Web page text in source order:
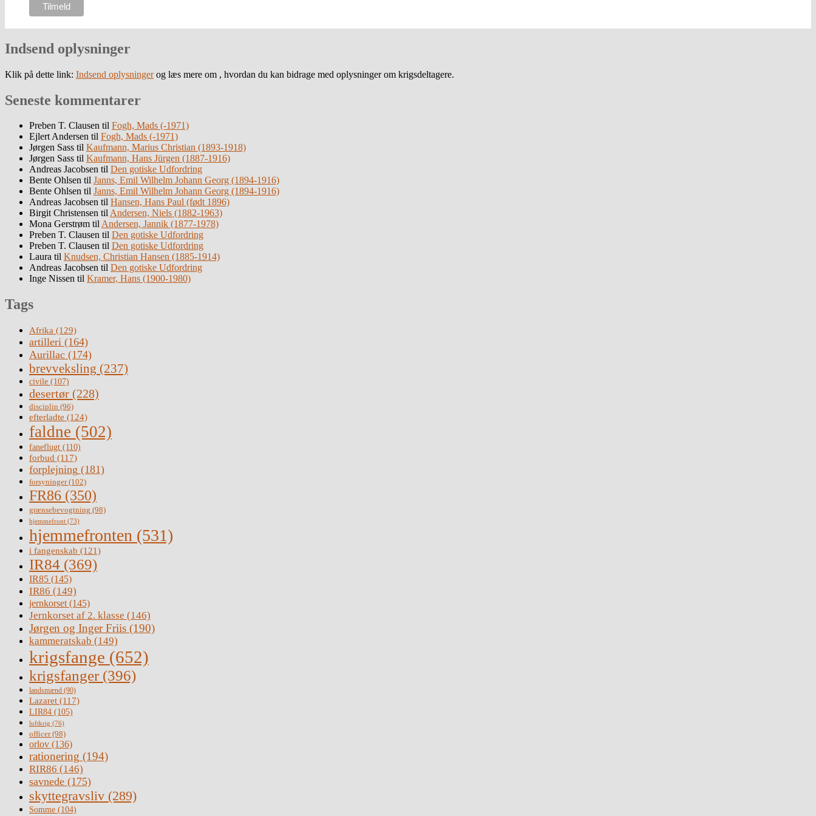
Indsend oplysninger
Klik på dette link: Indsend oplysningerog læs mere om , hvordan du kan bidrage med oplysninger om krigsdeltagere.
Seneste kommentarer
Preben T. Clausen til Fogh, Mads (-1971)
Ejlert Andersen til Fogh, Mads (-1971)
Jørgen Sass til Kaufmann, Marius Christian (1893-1918)
Jørgen Sass til Kaufmann, Hans Jürgen (1887-1916)
Andreas Jacobsen til Den gotiske Udfordring
Bente Ohlsen til Janns, Emil Wilhelm Johann Georg (1894-1916)
Bente Ohlsen til Janns, Emil Wilhelm Johann Georg (1894-1916)
Andreas Jacobsen til Hansen, Hans Paul (født 1896)
Birgit Christensen tilAndersen, Niels (1882-1963)
Mona Gerstrøm tilAndersen, Jannik (1877-1978)
Preben T. Clausen til Den gotiske Udfordring
Preben T. Clausen til Den gotiske Udfordring
Laura til Knudsen, Christian Hansen (1885-1914)
Andreas Jacobsen til Den gotiske Udfordring
Inge Nissen til Kramer, Hans (1900-1980)
Tags
Afrika (129)
artilleri (164)
Aurillac (174)
brevveksling (237)
civile (107)
desertør (228)
disciplin (96)
efterladte (124)
faldne (502)
faneflugt (110)
forbud (117)
forplejning (181)
forsyninger(102)
FR86 (350)
grænsebevogtning (98)
hjemmefront (73)
hjemmefronten (531)
i fangenskab (121)
IR84 (369)
IR85 (145)
IR86 (149)
jernkorset(145)
Jernkorset af 2. klasse (146)
Jørgen og Inger Friis (190)
kammeratskab (149)
krigsfange (652)
krigsfanger (396)
landsmænd (90)
Lazaret (117)
LIR84 (105)
luftkrig (76)
officer(98)
orlov (136)
rationering (194)
RIR86 (146)
savnede (175)
skyttegravsliv (289)
Somme (104)